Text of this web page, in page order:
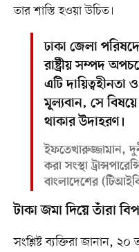
তার শাস্তি হওয়া উচিত।
ঢাকা জেলা
রাষ্ট্রীয় সম্পদ
এটি
মূল্যবান, সে
থাকার উদাহরণ।
ইফতেখারুজ্জামান,
করা সংস্থা
বাংলাদেশের
টাকা জমা দিয়ে তাঁরা
সংশ্লিষ্ট ব্যক্তিরা জানান,